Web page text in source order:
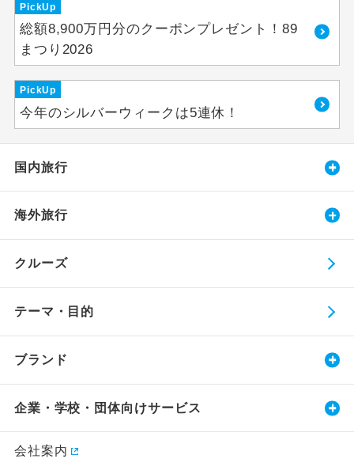
PickUp
総額8,900万円分のクーポンプレゼント！89
まつり2026
PickUp
今年のシルバーウィークは5連休！
国内旅行
海外旅行
クルーズ
テーマ・目的
ブランド
企業・学校・団体向けサービス
会社案内